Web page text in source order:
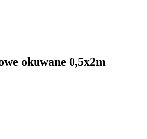
okuwane 0,5x2m